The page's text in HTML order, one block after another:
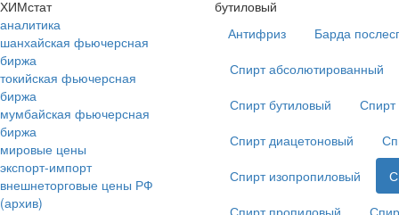
ХИМстат
аналитика
шанхайская фьючерсная
биржа
токийская фьючерсная
биржа
мумбайская фьючерсная
биржа
мировые цены
экспорт-импорт
внешнеторговые цены РФ
(архив)
бутиловый
Антифриз
Барда
Спирт абсолютированный
Спирт бутиловый
Спирт
Спирт диацетоновый
Спирт изопропиловый
Спирт пропиловый